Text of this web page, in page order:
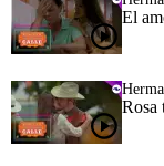
El
Rosa